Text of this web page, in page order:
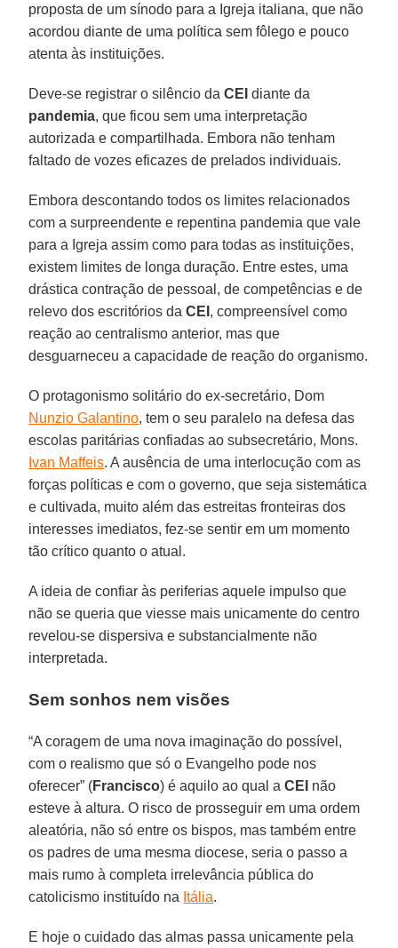
proposta de um sínodo para a Igreja italiana, que não
acordou diante de uma política sem fôlego e pouco
atenta às instituições.
Deve-se registrar o silêncio daCEI diante da
pandemia, que ficou sem uma interpretação
autorizada e compartilhada. Embora não tenham
faltado de vozes eficazes de prelados individuais.
Embora descontando todos os limites relacionados
com a surpreendente e repentina pandemia que vale
para a Igreja assim como para todas as instituições,
existem limites de longa duração. Entre estes, uma
drástica contração de pessoal, de competências e de
relevo dos escritórios daCEI , compreensível como
reação ao centralismo anterior, mas que
desguarneceu a capacidade de reação do organismo.
O protagonismo solitário do ex-secretário, Dom
Nunzio Galantino, tem o seu paralelo na defesa das
escolas paritárias confiadas ao subsecretário, Mons.
Ivan Maffeis. A ausência de uma interlocução com as
forças políticas e com o governo, que seja sistemática
e cultivada, muito além das estreitas fronteiras dos
interesses imediatos, fez-se sentir em um momento
tão crítico quanto o atual.
A ideia de confiar às periferias aquele impulso que
não se queria que viesse mais unicamente do centro
revelou-se dispersiva e substancialmente não
interpretada.
Sem sonhos nem visões
“A coragem de uma nova imaginação do possível,
com o realismo que só o Evangelho pode nos
oferecer” (Francisco) é aquilo ao qual aCEI não
esteve à altura. O risco de prosseguir em uma ordem
aleatória, não só entre os bispos, mas também entre
os padres de uma mesma diocese, seria o passo a
mais rumo à completa irrelevância pública do
catolicismo instituído na Itália.
E hoje o cuidado das almas passa unicamente pela